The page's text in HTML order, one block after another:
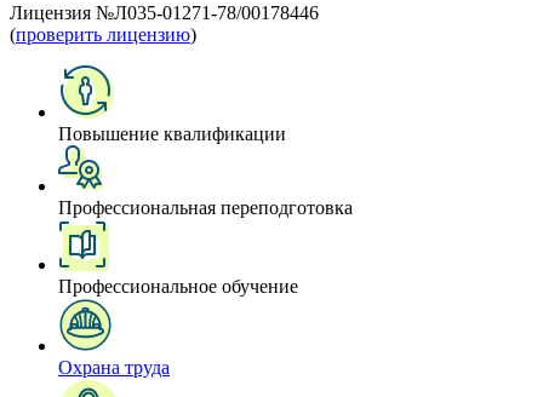
Лицензия №Л035-01271-78/00178446
(проверить лицензию)
Повышение квалификации
Профессиональная переподготовка
Профессиональное обучение
Охрана труда